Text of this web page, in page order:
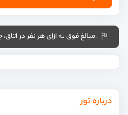
.مبالغ فوق به ازای هر نفر در
درباره تور